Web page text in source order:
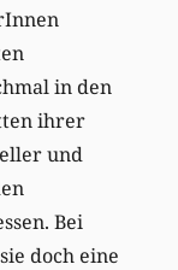
in den
ihrer
und
Bei
doch eine